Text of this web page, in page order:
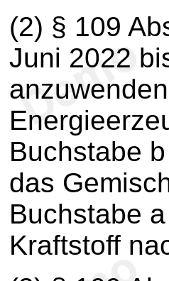
(2) § 109
Juni 2022
Buchstabe
das
Buchstabe
Kraftstoff